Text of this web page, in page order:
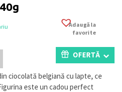
Adaugă la
favorite
OFERTĂ
ciocolată belgiană cu lapte, ce
este un cadou perfect